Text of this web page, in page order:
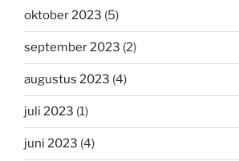
oktober 2023 (5)
september 2023 (2)
augustus 2023 (4)
juli 2023 (1)
juni 2023 (4)